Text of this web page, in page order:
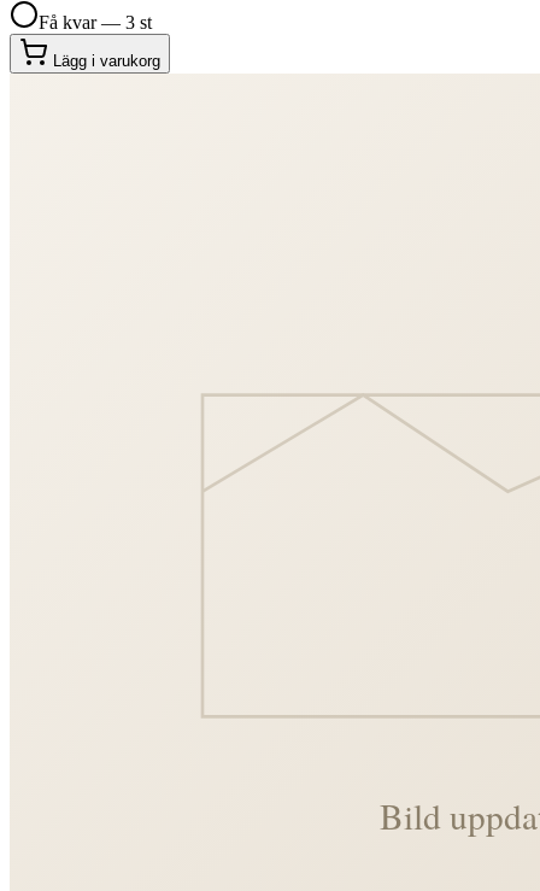
Få kvar — 3 st
Lägg i varukorg